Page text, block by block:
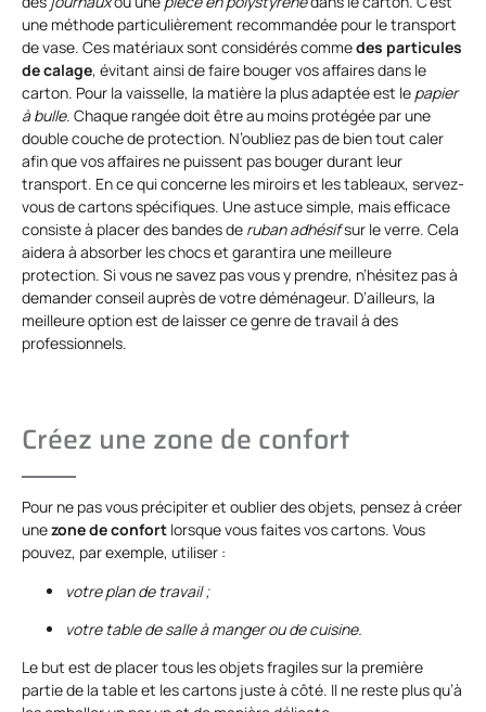
une méthode particulièrement recommandée pour le transport
de vase. Ces matériaux sont considérés commedes particules
de calage, évitant ainsi de faire bouger vos affaires dans le
carton. Pour la vaisselle, la matière la plus adaptée est le papier
à bulle. Chaque rangée doit être au moins protégée par une
double couche de protection. N’oubliez pas de bien tout caler
afin que vos affaires ne puissent pas bouger durant leur
transport. En ce qui concerne les miroirs et les tableaux, servez-
vous de cartons spécifiques. Une astuce simple, mais efficace
consiste à placer des bandes de ruban adhésifsur le verre. Cela
aidera à absorber les chocs et garantira une meilleure
protection. Si vous ne savez pas vous y prendre, n’hésitez pas à
demander conseil auprès de votre déménageur. D’ailleurs, la
meilleure option est de laisser ce genre de travail à des
professionnels.
Créez une zone de confort
Pour ne pas vous précipiter et oublier des objets, pensez à créer
unezone de confort lorsque vous faites vos cartons. Vous
pouvez, par exemple, utiliser :
votre plan de travail ;
votre table de salle à manger ou de cuisine.
Le but est de placer tous les objets fragiles sur la première
partie de la table et les cartons juste à côté. Il ne reste plus qu’à